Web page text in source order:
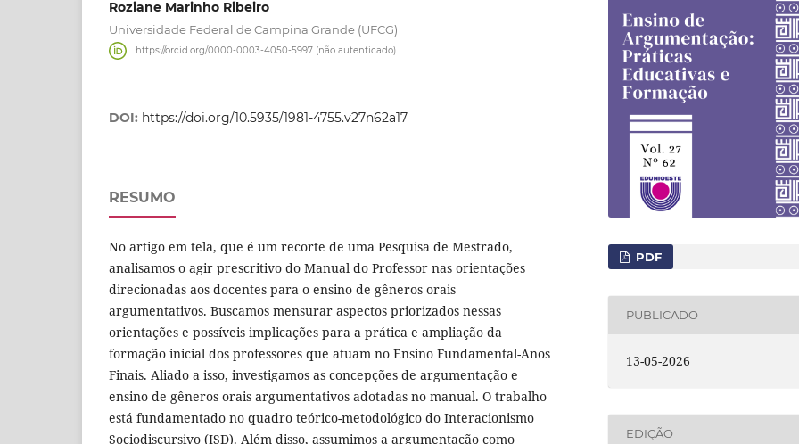
Roziane Marinho Ribeiro
Universidade Federal de Campina Grande (UFCG)
https://orcid.org/0000-0003-4050-5997 (não autenticado)
DOI: https://doi.org/10.5935/1981-4755.v27n62a17
RESUMO
No artigo em tela, que é um recorte de uma Pesquisa de Mestrado,
analisamos o agir prescritivo do Manual do Professor nas orientações
direcionadas aos docentes para o ensino de gêneros orais
argumentativos. Buscamos mensurar aspectos priorizados nessas
orientações e possíveis implicações para a prática e ampliação da
formação inicial dos professores que atuam no Ensino Fundamental-Anos
Finais. Aliado a isso, investigamos as concepções de argumentação e
ensino de gêneros orais argumentativos adotadas no manual. O trabalho
está fundamentado no quadro teórico-metodológico do Interacionismo
Sociodiscursivo (ISD). Além disso, assumimos a argumentação como
PDF
PUBLICADO
13-05-2026
EDIÇÃO